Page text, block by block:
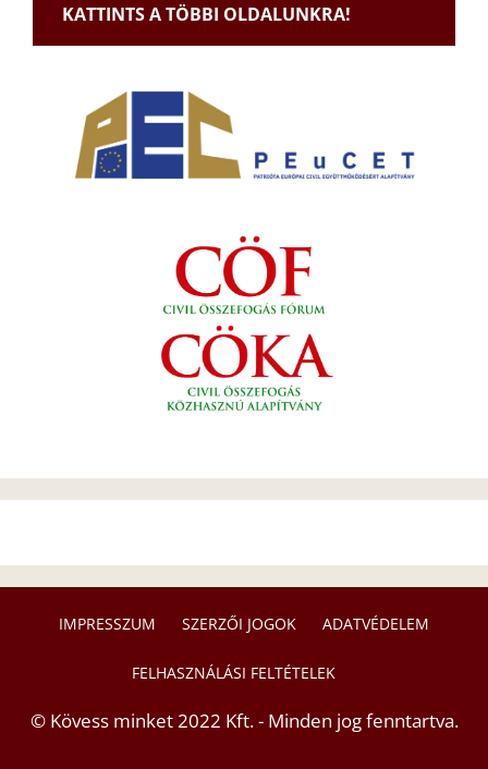
KATTINTS A TÖBBI OLDALUNKRA!
IMPRESSZUM SZERZŐI JOGOK ADATVÉDELEM
FELHASZNÁLÁSI FELTÉTELEK
© Kövess minket 2022 Kft. - Minden jog fenntartva.